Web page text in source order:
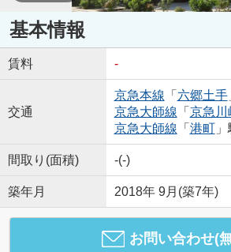
基本情報
賃料 -
交通
京急本線 「 六郷土手
京急大師線 「 京急川
京急大師線 「 港町」
間取り(面積) -(-)
築年月 2018年 9月(築7年)
お問い合わせ(